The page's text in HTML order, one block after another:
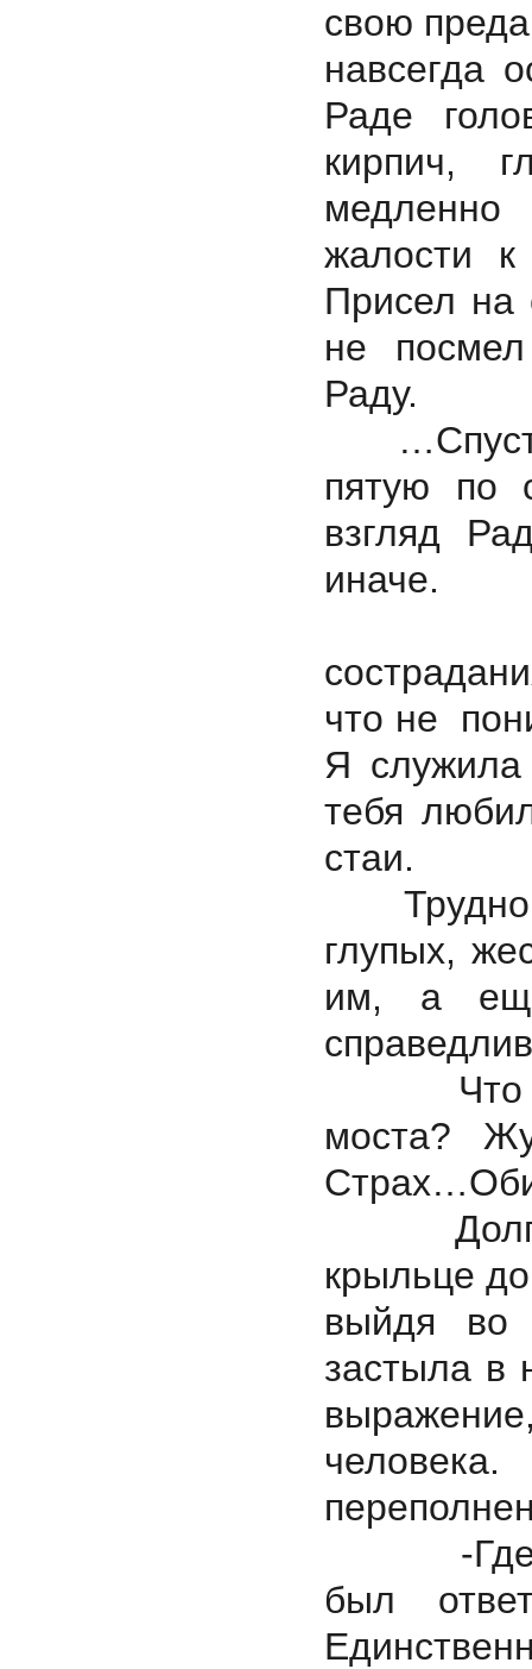
свою
навсегда
Раде
кирпич,
жалости к
Присел на
не
Раду.
…Спустя
пятую по
взгляд
иначе.
что не
Я
тебя
стаи.
Трудно
глупых,
им, а
Что
моста?
Долгое
крыльце
выйдя во
застыла в
-Где
был